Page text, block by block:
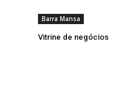
Barra Mansa
Vitrine de negócios